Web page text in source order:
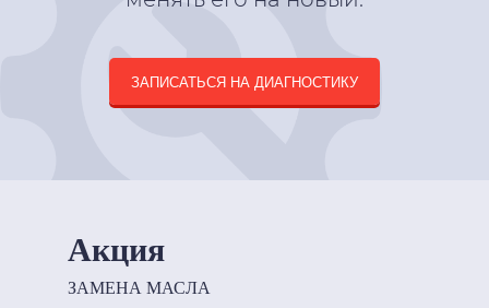
ЗАПИСАТЬСЯ НА ДИАГНОСТИКУ
Акция
ЗАМЕНА МАСЛА